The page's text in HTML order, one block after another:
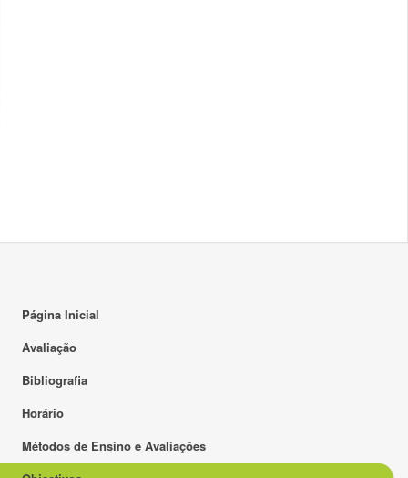
Página Inicial
Avaliação
Bibliografia
Horário
Métodos de Ensino e Avaliações